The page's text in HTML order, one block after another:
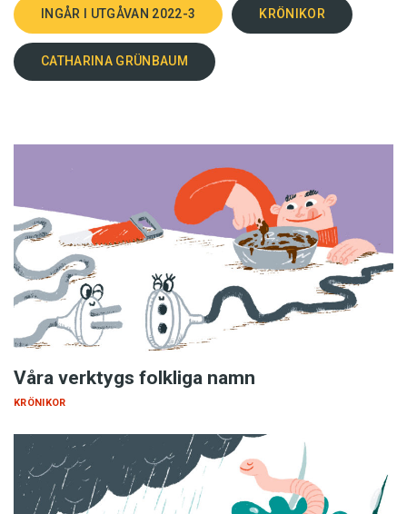
INGÅR I UTGÅVAN 2022-3 KRÖNIKOR
CATHARINA GRÜNBAUM
Våra verktygs folkliga namn
KRÖNIKOR